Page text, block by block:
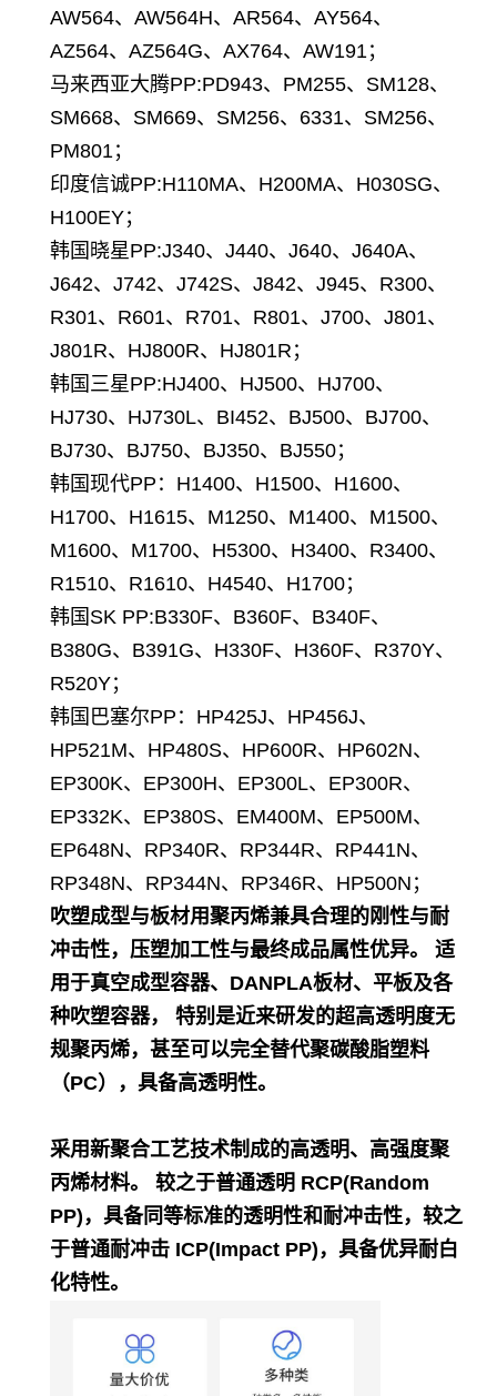
AW564、AW564H、AR564、AY564、
AZ564、AZ564G、AX764、AW191；
马来西亚大腾PP:PD943、PM255、SM128、
SM668、SM669、SM256、6331、SM256、
PM801；
印度信诚PP:H110MA、H200MA、H030SG、
H100EY；
韩国晓星PP:J340、J440、J640、J640A、
J642、J742、J742S、J842、J945、R300、
R301、R601、R701、R801、J700、J801、
J801R、HJ800R、HJ801R；
韩国三星PP:HJ400、HJ500、HJ700、
HJ730、HJ730L、BI452、BJ500、BJ700、
BJ730、BJ750、BJ350、BJ550；
韩国现代PP：H1400、H1500、H1600、
H1700、H1615、M1250、M1400、M1500、
M1600、M1700、H5300、H3400、R3400、
R1510、R1610、H4540、H1700；
韩国SK PP:B330F、B360F、B340F、
B380G、B391G、H330F、H360F、R370Y、
R520Y；
韩国巴塞尔PP：HP425J、HP456J、
HP521M、HP480S、HP600R、HP602N、
EP300K、EP300H、EP300L、EP300R、
EP332K、EP380S、EM400M、EP500M、
EP648N、RP340R、RP344R、RP441N、
RP348N、RP344N、RP346R、HP500N；
吹塑成型与板材用聚丙烯兼具合理的刚性与耐
冲击性，压塑加工性与最终成品属性优异。 适
用于真空成型容器、DANPLA板材、平板及各
种吹塑容器， 特别是近来研发的超高透明度无
规聚丙烯，甚至可以完全替代聚碳酸脂塑料
（PC），具备高透明性。
采用新聚合工艺技术制成的高透明、高强度聚
丙烯材料。 较之于普通透明 RCP(Random
PP)，具备同等标准的透明性和耐冲击性，较之
于普通耐冲击 ICP(Impact PP)，具备优异耐白
化特性。